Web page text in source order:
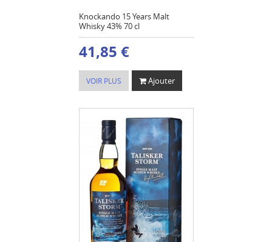
Knockando 15 Years Malt
Whisky 43% 70 cl
41,85 €
VOIR PLUS Ajouter